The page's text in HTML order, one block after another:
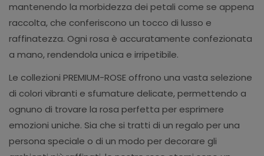
mantenendo la morbidezza dei petali come se appena
raccolta, che conferiscono un tocco di lusso e
raffinatezza. Ogni rosa è accuratamente confezionata
a mano, rendendola unica e irripetibile.
Le collezioni PREMIUM-ROSE offrono una vasta selezione
di colori vibranti e sfumature delicate, permettendo a
ognuno di trovare la rosa perfetta per esprimere
emozioni uniche. Sia che si tratti di un regalo per una
persona speciale o di un modo per decorare gli